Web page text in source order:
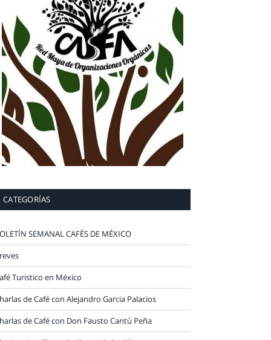
CATEGORÍAS
SEMANAL CAFÉS DE MÉXICO
Turistico en México
de Café con Alejandro Garcia Palacios
de Café con Don Fausto Cantú Peña